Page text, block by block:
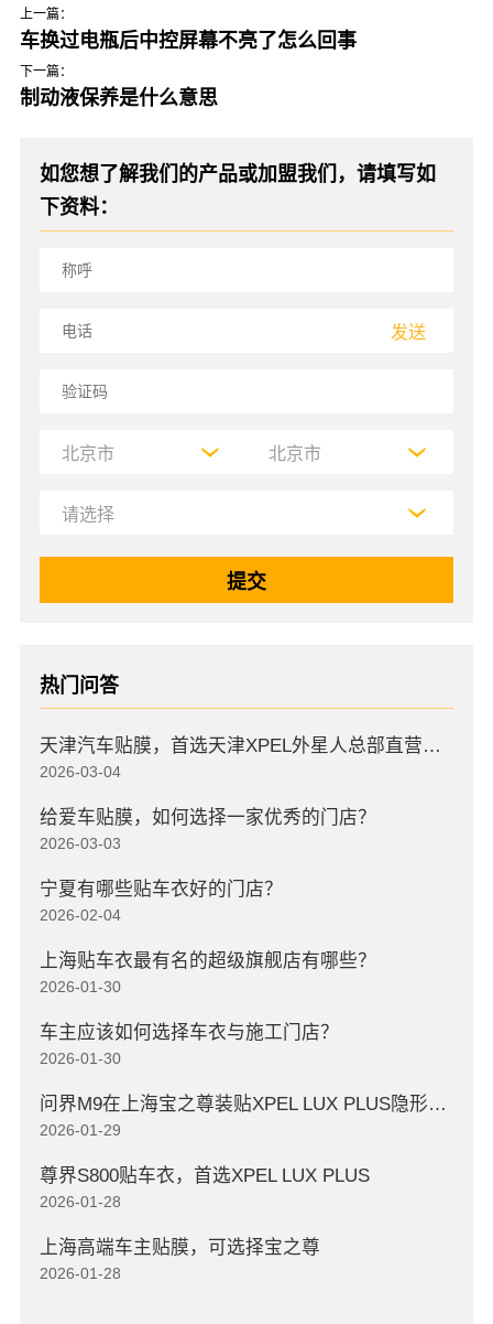
上一篇：
车换过电瓶后中控屏幕不亮了怎么回事
下一篇：
制动液保养是什么意思
如您想了解我们的产品或加盟我们，请填写如
下资料：
发送
热门问答
天津汽车贴膜，首选天津XPEL外星人总部直营店，高口碑店
2026-03-04
给爱车贴膜，如何选择一家优秀的门店？
2026-03-03
宁夏有哪些贴车衣好的门店？
2026-02-04
上海贴车衣最有名的超级旗舰店有哪些？
2026-01-30
车主应该如何选择车衣与施工门店？
2026-01-30
问界M9在上海宝之尊装贴XPEL LUX PLUS隐形车衣
2026-01-29
尊界S800贴车衣，首选XPEL LUX PLUS
2026-01-28
上海高端车主贴膜，可选择宝之尊
2026-01-28